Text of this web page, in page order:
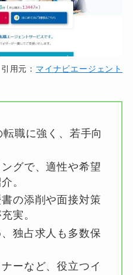
引用元： マイナビエージェント
職に強く、若手向
グで、適性や希望
。
の添削や面接対策
実。
独占求人も多数保
ーなど、役立つイ